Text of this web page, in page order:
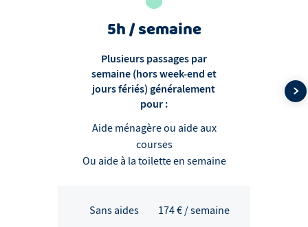
5h / semaine
Plusieurs passages par
semaine (hors week-end et
jours fériés) généralement
pour :
Aide ménagère ou aide aux
courses
Ou aide à la toilette en semaine
Sans aides 174€ / semaine